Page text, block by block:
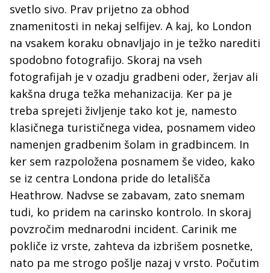
svetlo sivo. Prav prijetno za obhod
znamenitosti in nekaj selfijev. A kaj, ko London
na vsakem koraku obnavljajo in je težko narediti
spodobno fotografijo. Skoraj na vseh
fotografijah je v ozadju gradbeni oder, žerjav ali
kakšna druga težka mehanizacija. Ker pa je
treba sprejeti življenje tako kot je, namesto
klasičnega turističnega videa, posnamem video
namenjen gradbenim šolam in gradbincem. In
ker sem razpoložena posnamem še video, kako
se iz centra Londona pride do letališča
Heathrow. Nadvse se zabavam, zato snemam
tudi, ko pridem na carinsko kontrolo. In skoraj
povzročim mednarodni incident. Carinik me
pokliče iz vrste, zahteva da izbrišem posnetke,
nato pa me strogo pošlje nazaj v vrsto. Počutim